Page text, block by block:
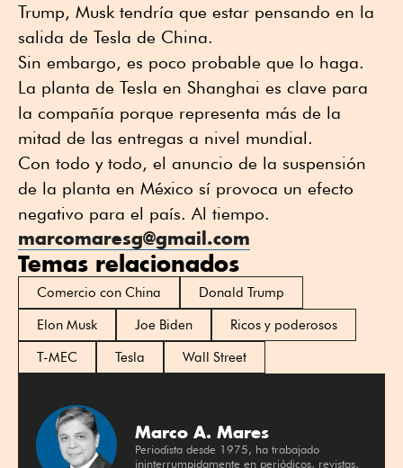
Trump, Musk tendría que estar pensando en la
salida de Tesla de China.
Sin embargo, es poco probable que lo haga.
La planta de Tesla en Shanghai es clave para
la compañía porque representa más de la
mitad de las entregas a nivel mundial.
Con todo y todo, el anuncio de la suspensión
de la planta en México sí provoca un efecto
negativo para el país. Al tiempo.
marcomaresg@gmail.com
Temas relacionados
Comercio con China
Donald Trump
Elon Musk
Joe Biden
Ricos y poderosos
T-MEC
Tesla Wall Street
Marco A. Mares
Periodista desde 1975, ha trabajado
ininterrumpidamente en periódicos, revistas,